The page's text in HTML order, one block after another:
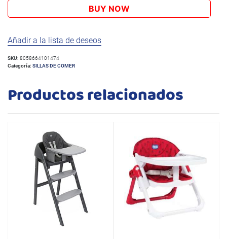
SNACK
POPPY
RED
cantidad
BUY NOW
Añadir a la lista de deseos
SKU: 8058664101474
Categoría: SILLAS DE COMER
Productos relacionados